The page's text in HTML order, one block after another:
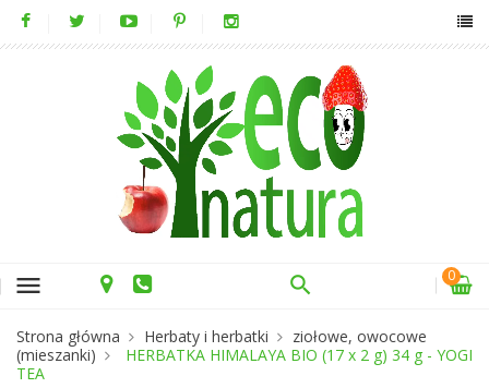
menu 0
Strona główna Herbaty i herbatki
ziołowe, owocowe
(mieszanki)
HERBATKA HIMALAYA BIO (17 x 2 g) 34 g - YOGI
TEA